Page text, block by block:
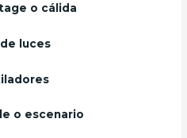
o cálida
luces
o escenario